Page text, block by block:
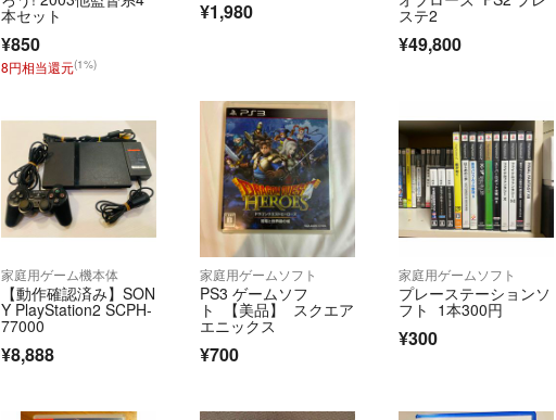
本セット
¥850
8円相当還元(1%)
¥1,980 ステ2
¥49,800
家庭用ゲーム機本体
【動作確認済み】SON
Y PlayStation2 SCPH-
77000
¥8,888
家庭用ゲームソフト
PS3 ゲームソフ
ト 【美品】 スクエア
エニックス
¥700
家庭用ゲームソフト
プレーステーションソ
フト 1本300円
¥300